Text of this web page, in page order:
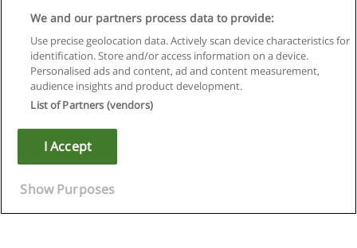
Regras de uso
Privacidade de dados
Copyright © Educaedu Business S.L. - CIF : B-95610580: -
We and our partners process data to provide:
Use precise geolocation data. Actively scan device characteristics for
identification. Store and/or access information on a device.
Personalised ads and content, ad and content measurement,
audience insights and product development.
List of Partners (vendors)
I Accept
Show Purposes